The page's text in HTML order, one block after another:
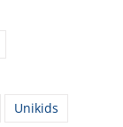
Unikids